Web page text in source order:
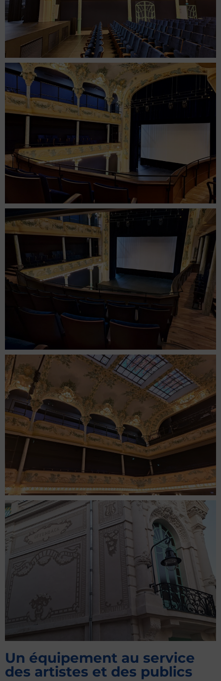
Un équipement au service
des artistes et des publics